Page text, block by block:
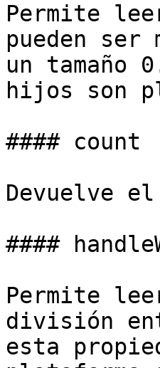
Permite
pueden
un tamaño
hijos son
#### count
Devuelve
####
Permite
división
esta